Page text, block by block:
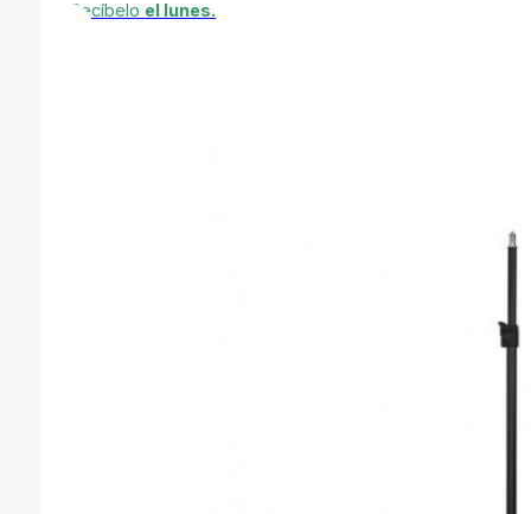
Recíbelo el lunes.